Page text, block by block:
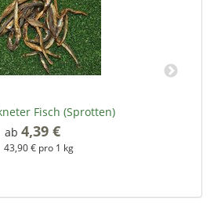
Fisch (Sprotten)
ab 4,39 €
43,90 € pro 1 kg